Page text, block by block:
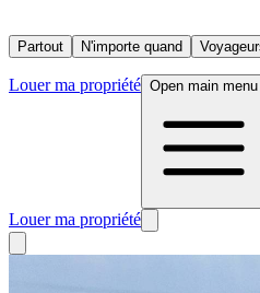
Partout N'importe quand
Louer ma propriété Open main menu
Louer ma propriété